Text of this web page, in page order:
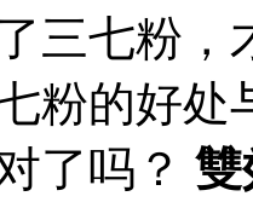
三七粉
粉的好
了吗？ 雙